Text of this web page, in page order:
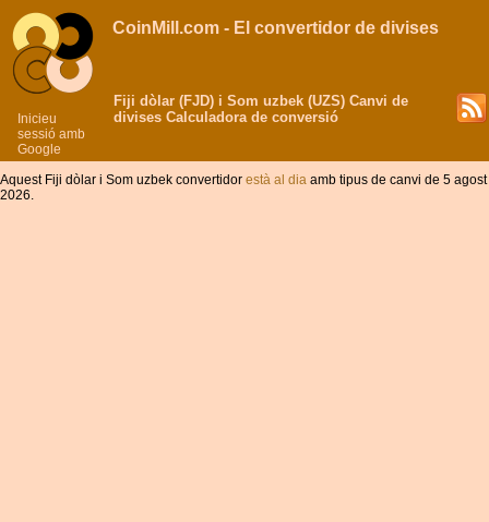
Inicieu
sessió amb
Google
CoinMill.com - El convertidor de divises
Fiji dòlar (FJD) i Som uzbek (UZS) Canvi de
divises Calculadora de conversió
Aquest Fiji dòlar i Som uzbek convertidor està al dia amb tipus de canvi de 5 agost
2026.